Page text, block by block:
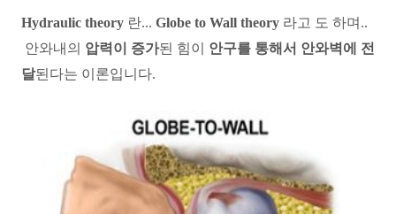
Hydraulic theory 란... Globe to Wall theory 라고 도 하며..
안와내의 압력이 증가된 힘이 안구를 통해서 안와벽에 전
달된다는 이론입니다.